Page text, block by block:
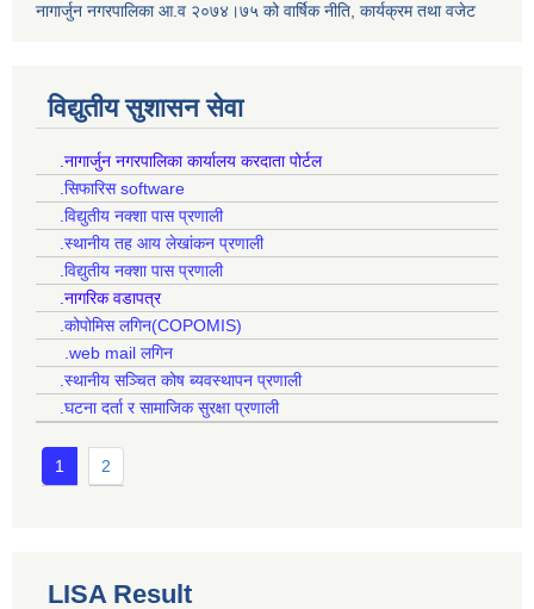
नागार्जुन नगरपालिका आ.व २०७४।७५ को वार्षिक नीति, कार्यक्रम तथा वजेट
विद्युतीय सुशासन सेवा
.नागार्जुन नगरपालिका कार्यालय करदाता पोर्टल
.सिफारिस software
.विद्युतीय नक्शा पास प्रणाली
.स्थानीय तह आय लेखांकन प्रणाली
.विद्युतीय नक्शा पास प्रणाली
.नागरिक वडापत्र
.कोपोमिस लगिन(COPOMIS)
.web mail लगिन
.स्थानीय सञ्चित कोष ब्यवस्थापन प्रणाली
.घटना दर्ता र सामाजिक सुरक्षा प्रणाली
1 2
LISA Result